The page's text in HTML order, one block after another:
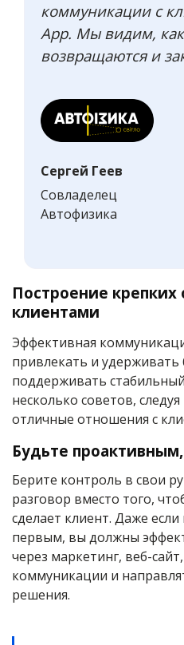
коммуникации с
App. Мы видим,
возвращаются и
Сергей Геев
Совладелец
Автофизика
Построение
клиентами
Эффективная
привлекать и
поддерживать
несколько советов,
отличные отношения с
Будьте
Берите контроль в свои
разговор вместо того,
сделает клиент. Даже
первым, вы должны
через маркетинг, веб-
коммуникации и
решения.